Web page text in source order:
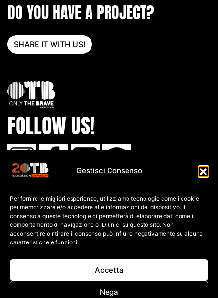
Gestisci Consenso
Per fornire le migliori esperienze, utilizziamo tecnologie come i cookie
per memorizzare e/o accedere alle informazioni del dispositivo. Il
consenso a queste tecnologie ci permetterà di elaborare dati come il
comportamento di navigazione o ID unici su questo sito. Non
acconsentire o ritirare il consenso può influire negativamente su alcune
caratteristiche e funzioni.
Accetta
Nega
DO YOU HAVE A PROJECT?
SHARE IT WITH US!
FOLLOW US!
IT80 L030 6909 6061 0000 0139 761
C.F: 91026690247
P.IVA: 04552060248
PRIVACY POLICY
COOKIE POLICY